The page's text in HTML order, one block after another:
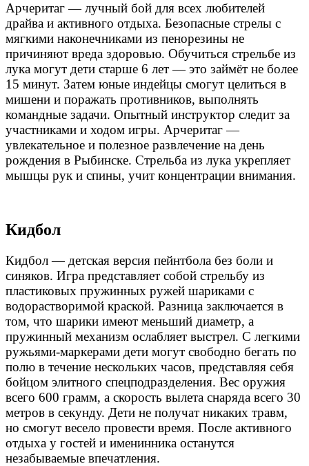
Арчеритаг — лучный бой для всех любителей
драйва и активного отдыха. Безопасные стрелы с
мягкими наконечниками из пенорезины не
причиняют вреда здоровью. Обучиться стрельбе из
лука могут дети старше 6 лет — это займёт не более
15 минут. Затем юные индейцы смогут целиться в
мишени и поражать противников, выполнять
командные задачи. Опытный инструктор следит за
участниками и ходом игры. Арчеритаг —
увлекательное и полезное развлечение на день
рождения в Рыбинске. Стрельба из лука укрепляет
мышцы рук и спины, учит концентрации внимания.
Кидбол
Кидбол — детская версия пейнтбола без боли и
синяков. Игра представляет собой стрельбу из
пластиковых пружинных ружей шариками с
водорастворимой краской. Разница заключается в
том, что шарики имеют меньший диаметр, а
пружинный механизм ослабляет выстрел. С легкими
ружьями-маркерами дети могут свободно бегать по
полю в течение нескольких часов, представляя себя
бойцом элитного спецподразделения. Вес оружия
всего 600 грамм, а скорость вылета снаряда всего 30
метров в секунду. Дети не получат никаких травм,
но смогут весело провести время. После активного
отдыха у гостей и именинника останутся
незабываемые впечатления.